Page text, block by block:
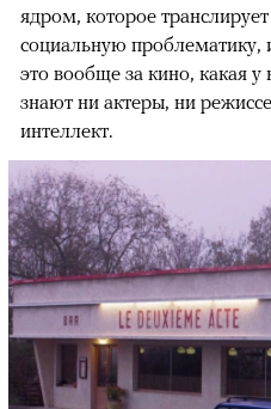
ядром, которое
социальную проблематику,
это вообще за кино, какая
знают ни актеры, ни
интеллект.